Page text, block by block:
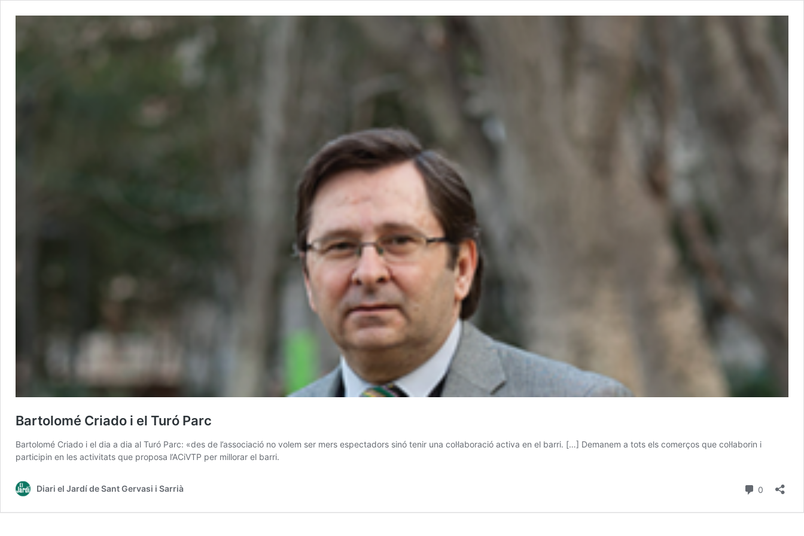
Bartolomé Criado i el Turó Parc
Bartolomé Criado i el dia a dia al Turó Parc: «des de l’associació no volem ser mers espectadors sinó tenir una col·laboració activa en el barri. […] Demanem a tots els comerços que col·laborin i
participin en les activitats que proposa l’ACiVTP per millorar el barri.
Diari el Jardí de Sant Gervasi i Sarrià 0